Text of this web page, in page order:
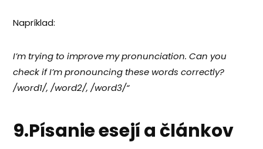
Napríklad:
I’m trying to improve my pronunciation. Can you
check if I’m pronouncing these words correctly?
/word1/, /word2/, /word3/“
9.Písanie esejí a článkov